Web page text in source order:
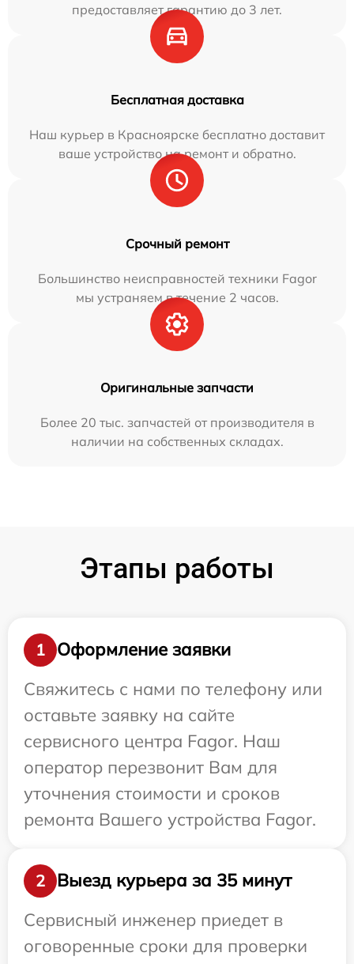
предоставляет гарантию до 3 лет.
Бесплатная доставка
Наш курьер в Красноярске бесплатно доставит
ваше устройство на ремонт и обратно.
Срочный ремонт
Большинство неисправностей техники Fagor
мы устраняем в течение 2 часов.
Оригинальные запчасти
Более 20 тыс. запчастей от производителя в
наличии на собственных складах.
Этапы работы
1
Оформление заявки
Свяжитесь с нами по телефону или
оставьте заявку на сайте
сервисного центра Fagor. Наш
оператор перезвонит Вам для
уточнения стоимости и сроков
ремонта Вашего устройства Fagor.
2
Выезд курьера за 35 минут
Сервисный инженер приедет в
оговоренные сроки для проверки